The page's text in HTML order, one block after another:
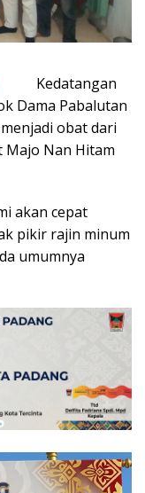
Kedatangan
Dama Pabalutan
obat dari
Majo Nan Hitam
akan cepat
pikir rajin minum
umumnya